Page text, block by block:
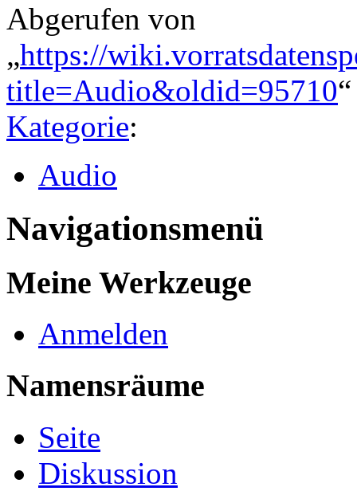
Abgerufen von
„https://
title=Audio&oldid=95710“
Kategorie:
Audio
Navigationsmenü
Meine Werkzeuge
Anmelden
Namensräume
Seite
Diskussion